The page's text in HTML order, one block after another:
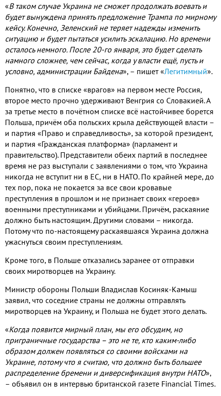
«В таком случае Украина не сможет продолжать воевать и
будет вынуждена принять предложение Трампа по мирному
кейсу. Конечно, Зеленский не теряет надежды изменить
ситуацию и будет пытаться усилить эскалацию. Но времени
осталось немного. После 20-го января, это будет сделать
намного сложнее, чем сейчас, когда у власти ещё, пусть и
условно, администрации Байдена», – пишет «Легитимный».
Понятно, что в списке «врагов» на первом месте Россия,
второе место прочно удерживают Венгрия со Словакией. А
за третье место в почётном списке всё настойчивее борется
Польша, причём оба польских крыла действующей власти –
и партия «Право и справедливость», за которой президент,
и партия «Гражданская платформа» (парламент и
правительство). Представители обеих партий в последнее
время не раз выступали с заявлениями о том, что Украина
никогда не вступит ни в ЕС, ни в НАТО. По крайней мере, до
тех пор, пока не покается за все свои кровавые
преступления в прошлом и не признает своих «героев»
военными преступниками и убийцами. Причём, раскаяние
должно быть настоящим. Другими словами – никогда.
Потому что по-настоящему раскаявшаяся Украина должна
ужаснуться своим преступлениям.
Кроме того, в Польше отказались заранее от отправки
своих миротворцев на Украину.
Министр обороны Польши Владислав Косиняк-Камыш
заявил, что соседние страны не должны отправлять
миротворцев на Украину, и Польша не будет этого делать.
«Когда появится мирный план, мы его обсудим, но
приграничные государства – это не те, кто каким-либо
образом должен появляться со своими войсками на
Украине, потому что я считаю, что должно быть большее
распределение бремени и диверсификация внутри НАТО»,
– объявил он в интервью британской газете Financial Times.